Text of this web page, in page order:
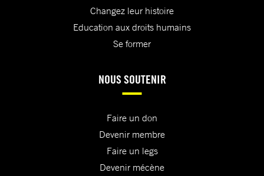
Changez leur histoire
Education aux droits humains
Se former
NOUS SOUTENIR
Faire un don
Devenir membre
Faire un legs
Devenir mécène